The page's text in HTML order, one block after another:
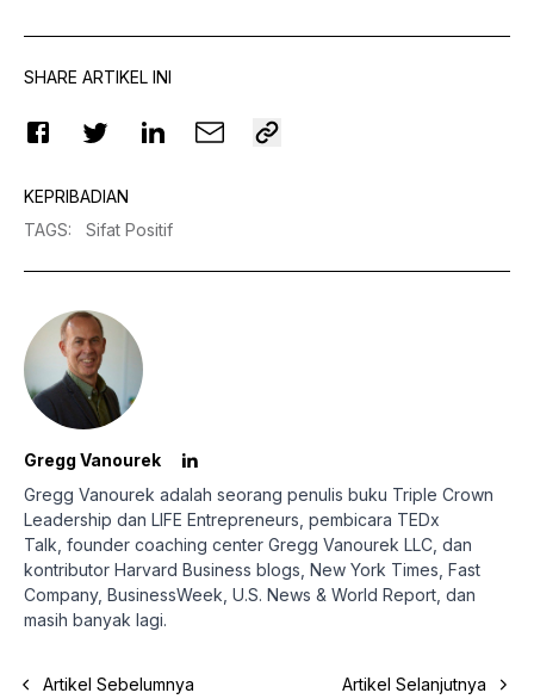
SHARE ARTIKEL INI
KEPRIBADIAN
TAGS: Sifat Positif
Gregg Vanourek
Gregg Vanourek adalah seorang penulis buku Triple Crown
Leadership dan LIFE Entrepreneurs, pembicara TEDx
Talk, founder coaching center Gregg Vanourek LLC, dan
kontributor Harvard Business blogs, New York Times, Fast
Company, BusinessWeek, U.S. News & World Report, dan
masih banyak lagi.
Artikel Sebelumnya Artikel Selanjutnya